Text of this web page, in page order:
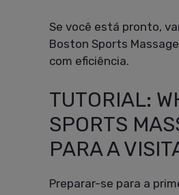
Se você está pronto,
Boston Sports
com eficiência.
TUTORIAL:
SPORTS
PARA A
Preparar-se para a